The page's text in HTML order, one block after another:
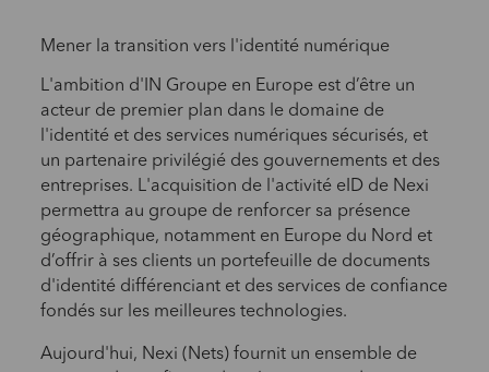
Mener la transition vers l'identité numérique
L'ambition d'IN Groupe en Europe est d’être un
acteur de premier plan dans le domaine de
l'identité et des services numériques sécurisés, et
un partenaire privilégié des gouvernements et des
entreprises. L'acquisition de l'activité eID de Nexi
permettra au groupe de renforcer sa présence
géographique, notamment en Europe du Nord et
d’offrir à ses clients un portefeuille de documents
d'identité différenciant et des services de confiance
fondés sur les meilleures technologies.
Aujourd'hui, Nexi (Nets) fournit un ensemble de